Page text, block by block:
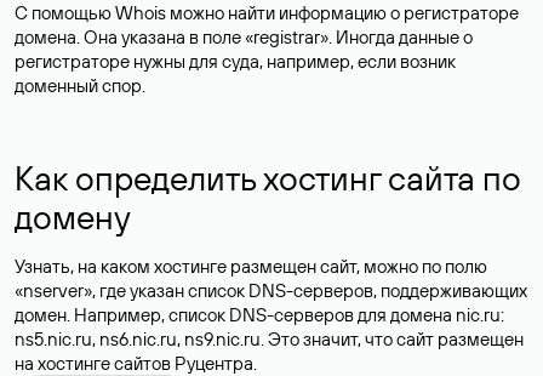
С помощью Whois можно найти информацию о регистраторе
домена. Она указана в поле «registrar». Иногда данные о
регистраторе нужны для суда, например, если возник
доменный спор.
Как определить хостинг сайта по
домену
Узнать, на каком хостинге размещен сайт, можно по полю
«nserver», где указан список DNS-серверов, поддерживающих
домен. Например, список DNS-серверов для домена nic.ru:
ns5.nic.ru, ns6.nic.ru, ns9.nic.ru. Это значит, что сайт размещен
на хостинге сайтов Руцентра.